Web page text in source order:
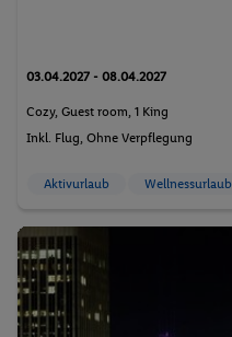
03.04.2027 - 08.04.2027
Cozy, Guest room, 1 King
Inkl. Flug, Ohne Verpflegung
Aktivurlaub Wellnessurlaub